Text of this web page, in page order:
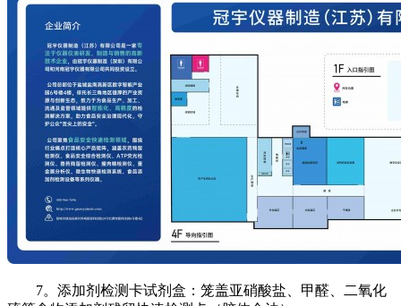
7。添加剂检测卡试剂盒：笼盖亚硝酸盐、甲醛、二氧化